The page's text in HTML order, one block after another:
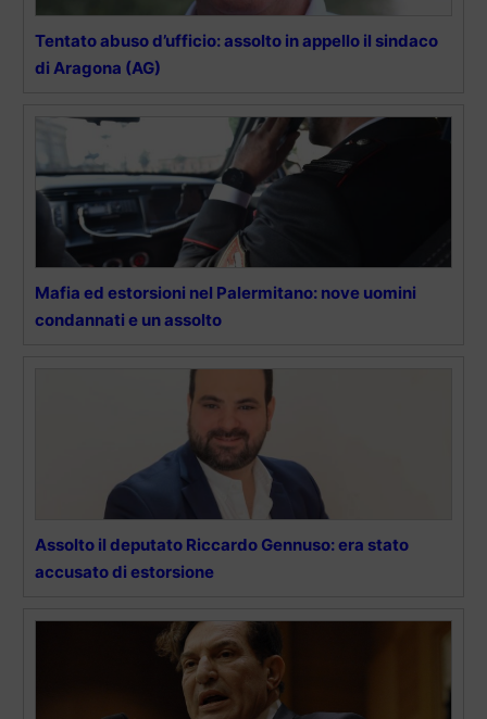
Tentato abuso d’ufficio: assolto in appello il sindaco
di Aragona (AG)
Mafia ed estorsioni nel Palermitano: nove uomini
condannati e un assolto
Assolto il deputato Riccardo Gennuso: era stato
accusato di estorsione